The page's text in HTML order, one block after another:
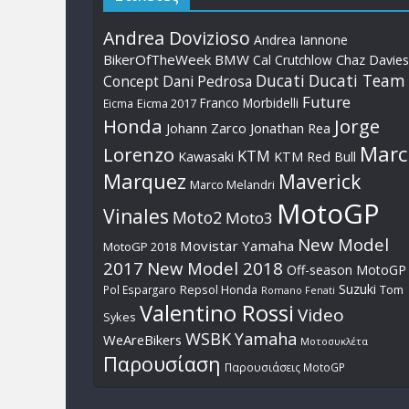
Andrea Dovizioso Andrea Iannone
BikerOfTheWeek BMW Cal Crutchlow Chaz Davies
Concept Dani Pedrosa Ducati Ducati Team
Eicma Eicma 2017 Franco Morbidelli Future
Honda Johann Zarco Jonathan Rea Jorge
Lorenzo Kawasaki KTM KTM Red Bull Marc
Marquez Marco Melandri Maverick
Vinales Moto2 Moto3 MotoGP
MotoGP 2018 Movistar Yamaha New Model
2017 New Model 2018 Off-season MotoGP
Pol Espargaro Repsol Honda Romano Fenati Suzuki Tom
Sykes Valentino Rossi Video
WeAreBikers WSBKYamaha Μοτοσυκλέτα
Παρουσίαση Παρουσιάσεις MotoGP